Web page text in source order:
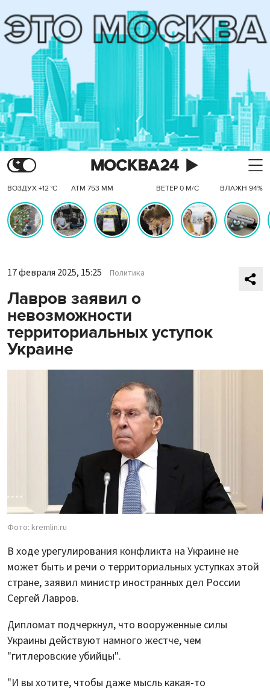
ВОЗДУХ +12 °C АТМ 753 ММ ВЕТЕР 0 М/С ВЛАЖН 94%
17 февраля 2025, 15:25 Политика
Лавров заявил о
невозможности
территориальных уступок
Украине
Фото: kremlin.ru
В ходе урегулирования конфликта на Украине не
может быть и речи о территориальных уступках этой
стране, заявил министр иностранных дел России
Сергей Лавров.
Дипломат подчеркнул, что вооруженные силы
Украины действуют намного жестче, чем
"гитлеровские убийцы".
"И вы хотите, чтобы даже мысль какая-то